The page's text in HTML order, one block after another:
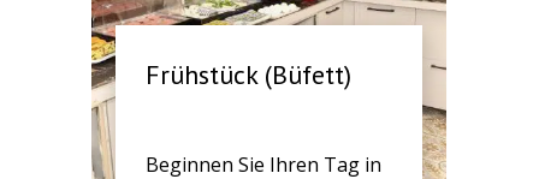
Frühstück (Büfett)
Beginnen Sie Ihren Tag in